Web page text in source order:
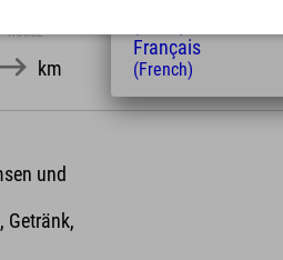
hossz
km
und
Getränk,
Français
(French)